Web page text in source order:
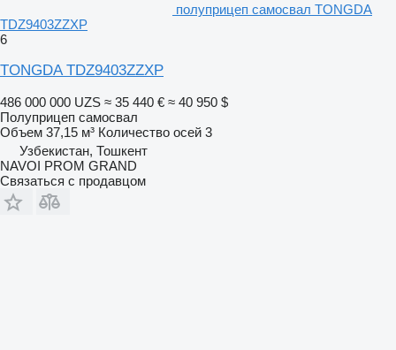
полуприцеп самосвал TONGDA
TDZ9403ZZXP
6
TONGDA TDZ9403ZZXP
486 000 000 UZS ≈ 35 440 € ≈ 40 950 $
Полуприцеп самосвал
Объем 37,15 м³ Количество осей 3
Узбекистан, Тошкент
NAVOI PROM GRAND
Связаться с продавцом